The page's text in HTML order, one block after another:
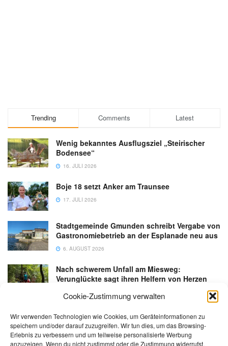
Cookie-Zustimmung verwalten
Wir verwenden Technologien wie Cookies, um Geräteinformationen zu
speichern und/oder darauf zuzugreifen. Wir tun dies, um das Browsing-
Erlebnis zu verbessern und um teilweise personalisierte Werbung
anzuzeigen. Wenn du nicht zustimmst oder die Zustimmung widerrufst,
Trending Comments Latest
Wenig bekanntes Ausflugsziel „Steirischer
Bodensee“
16. JULI 2026
Boje 18 setzt Anker am Traunsee
17. JULI 2026
Stadtgemeinde Gmunden schreibt Vergabe von
Gastronomiebetrieb an der Esplanade neu aus
6. AUGUST 2026
Nach schwerem Unfall am Miesweg:
Verunglückte sagt ihren Helfern von Herzen